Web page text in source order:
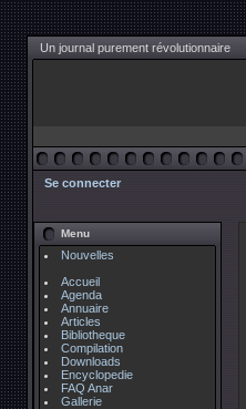
Un journal purement révolutionnaire
Se connecter
Menu
Nouvelles
Accueil
Agenda
Annuaire
Articles
Bibliotheque
Compilation
Downloads
Encyclopedie
FAQ Anar
Gallerie